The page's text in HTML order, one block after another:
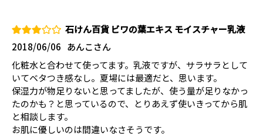
石けん百貨 ビワの葉エキス モイスチャー乳液
あんこさん
2018/06/06
化粧水と合わせて使ってます。乳液ですが、サラサラとして
いてベタつき感なし。夏場には最適だと、思います。
保湿力が物足りないと思ってましたが、使う量が足りなかっ
たのかも？と思っているので、とりあえず使いきってから肌
と相談します。
お肌に優しいのは間違いなさそうです。